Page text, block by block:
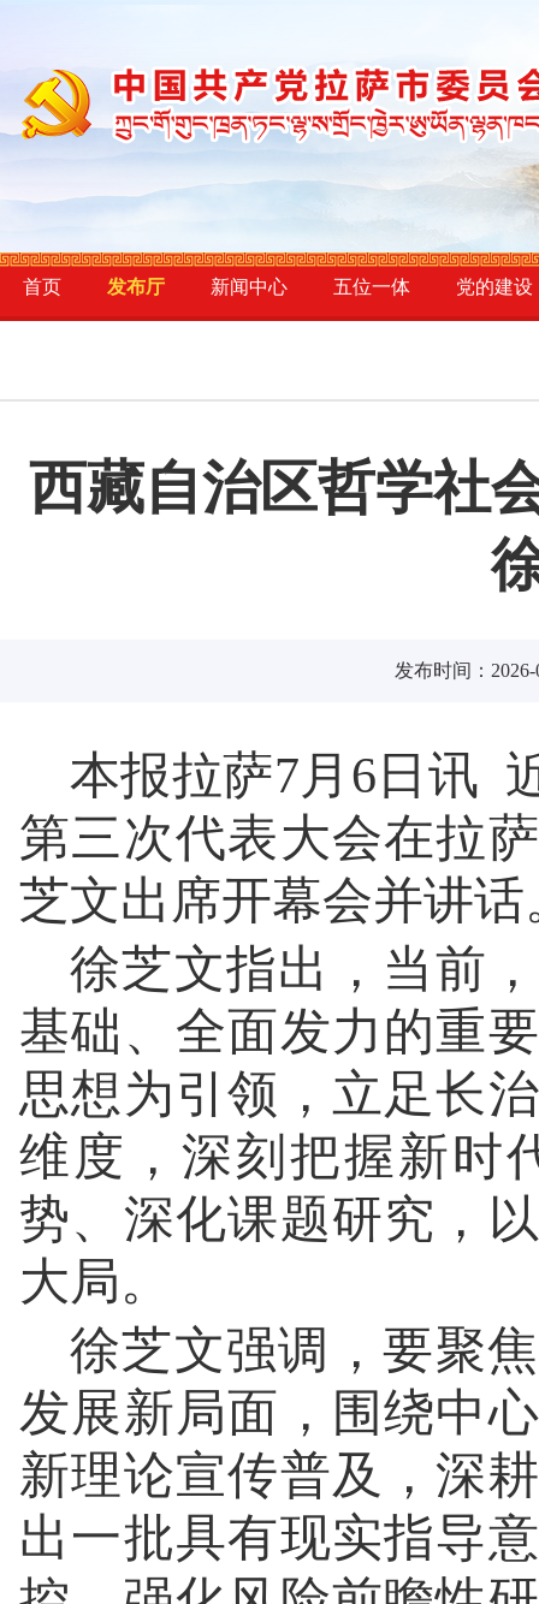
首页 发布厅 新闻中心 五位一体 党的建设
西藏自治区哲学社
发布时间：2026-
本报拉萨7月6日讯
第三次代表大会在拉
芝文出席开幕会并讲话
徐芝文指出，当前
基础、全面发力的重
思想为引领，立足长
维度，深刻把握新时
势、深化课题研究，
大局。
徐芝文强调，要聚
发展新局面，围绕中
新理论宣传普及，深
出一批具有现实指导